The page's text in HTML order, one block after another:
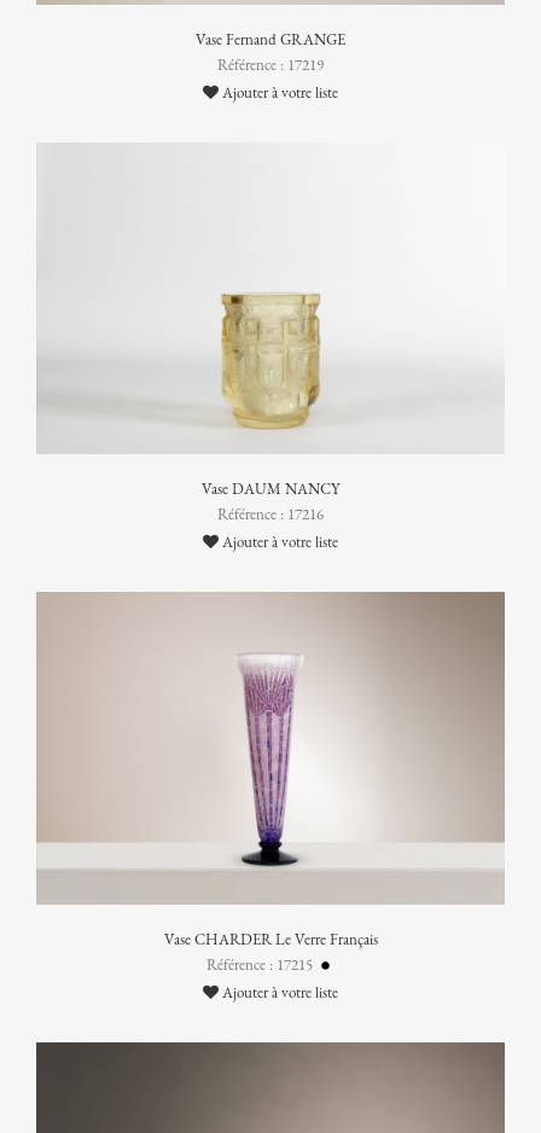
Vase Fernand GRANGE
Référence : 17219
Ajouter à votre liste
Vase DAUM NANCY
Référence : 17216
Ajouter à votre liste
Vase CHARDER Le Verre Français
Référence : 17215
Ajouter à votre liste